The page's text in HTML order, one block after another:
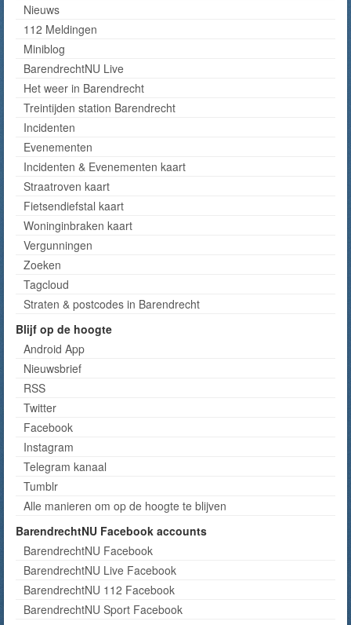
Nieuws
112 Meldingen
Miniblog
BarendrechtNU Live
Het weer in Barendrecht
Treintijden station Barendrecht
Incidenten
Evenementen
Incidenten & Evenementen kaart
Straatroven kaart
Fietsendiefstal kaart
Woninginbraken kaart
Vergunningen
Zoeken
Tagcloud
Straten & postcodes in Barendrecht
Blijf op de hoogte
Android App
Nieuwsbrief
RSS
Twitter
Facebook
Instagram
Telegram kanaal
Tumblr
Alle manieren om op de hoogte te blijven
BarendrechtNU Facebook accounts
BarendrechtNU Facebook
BarendrechtNU Live Facebook
BarendrechtNU 112 Facebook
BarendrechtNU Sport Facebook